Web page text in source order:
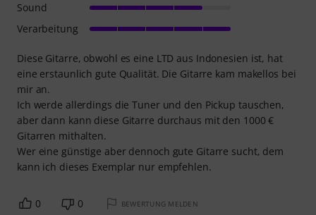
Diese Gitarre, obwohl es eine LTD aus Indonesien ist, hat
eine erstaunlich gute Qualität. Die Gitarre kam makellos bei
mir an.
Ich werde allerdings die Tuner und den Pickup tauschen,
aber dann kann diese Gitarre durchaus mit den 1000 €
Gitarren mithalten.
Wer eine günstige aber dennoch gute Gitarre sucht, dem
kann ich dieses Exemplar nur empfehlen.
Sound
Verarbeitung
0 0 BEWERTUNG MELDEN